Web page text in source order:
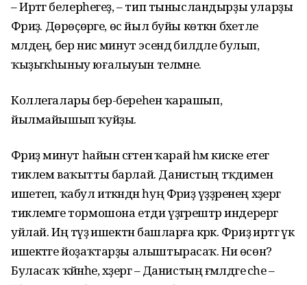
– Иртәгә белерһегеҙ, – тип тынысландырҙы уларҙы
Фәриҙә. Дөрөҫөрәге, өс йыл буйы көткән бәхетле
мәлдең, бер нисә минут эсендә билдәле булып,
ҡыҙыҡһыныу юғалыуын теләмәне.
Коллегалары бер-береһенә ҡарашып,
йылмайышып ҡуйҙы.
Фәриҙә минут һайын сәғәтенә ҡарай һәм киске етегә
тиклем ваҡытты барлай. Данистың тәҡдимен
ишетеп, ҡабул иткәндән һуң Фәриҙә үҙҙәренең хәҙергә
тиклемге тормошона етди үҙгәрештәр индерергә
уйлай. Иң тәүҙә ишектән башларға кәрәк. Фәриҙә иртәгә үк
ишектәге йоҙаҡтарҙы алыштырасаҡ. Ни өсөн?
Буласаҡ ҡәйнәһе, хәҙергә – Данистың ғәмәлдәге әсәһе –